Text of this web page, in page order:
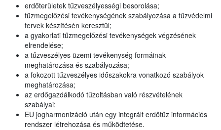
erdőterületek tűzveszélyességi besorolása;
tűzmegelőzési tevékenységének szabályozása a tűzvédelmi
tervek készítésén keresztül;
a gyakorlati tűzmegelőzési tevékenységek végzésének
elrendelése;
a tűzveszélyes üzemi tevékenység formáinak
meghatározása és szabályozása;
a fokozott tűzveszélyes időszakokra vonatkozó szabályok
meghatározása;
az erdőgazdálkodó tűzoltásban való részvételének
szabályai;
EU jogharmonizáció után egy integrált erdőtűz információs
rendszer létrehozása és működtetése.